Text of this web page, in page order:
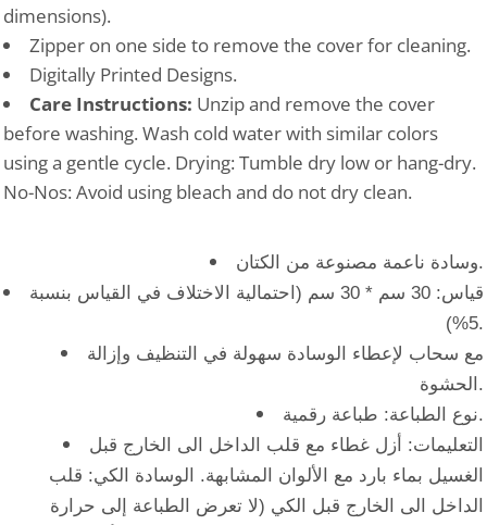
dimensions).
Zipper on one side to remove the cover for cleaning.
Digitally Printed Designs.
Care Instructions: Unzip and remove the cover
before washing. Wash cold water with similar colors
using a gentle cycle. Drying: Tumble dry low or hang-dry.
No-Nos: Avoid using bleach and do not dry clean.
وسادة ناعمة مصنوعة من الكتان.
قياس: 30 سم * 30 سم (احتمالية الاختلاف في القياس بنسبة
5%).
مع سحاب لإعطاء الوسادة سهولة في التنظيف وإزالة
الحشوة.
نوع الطباعة: طباعة رقمية.
التعليمات: أزل غطاء مع قلب الداخل الى الخارج قبل
الغسيل بماء بارد مع الألوان المشابهة. الوسادة الكي: قلب
الداخل الى الخارج قبل الكي (لا تعرض الطباعة إلى حرارة